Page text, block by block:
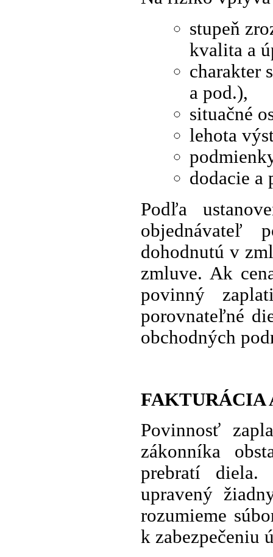
stupeň
kvalita a
charakter
a pod.),
situačné
lehota
dodacie a
Podľa
objednávateľ
dohodnutú v
zmluve. Ak
povinný
porovnateľné
obchodných
FAKTURÁCIA
Povinnosť
zákonníka
prebratí diela.
upravený
rozumieme
k zabezpečeniu